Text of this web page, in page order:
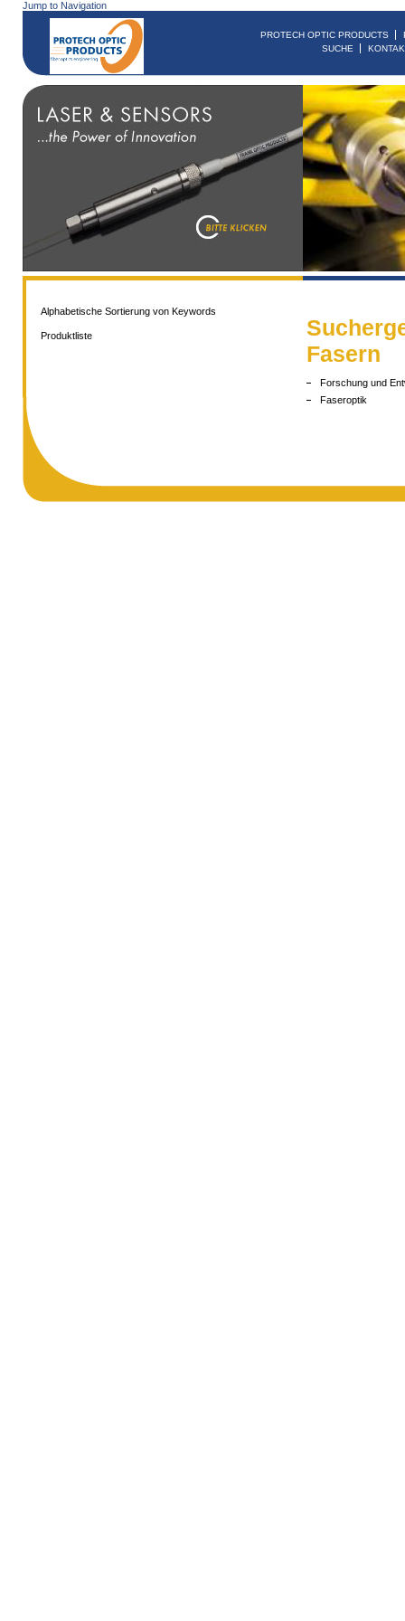
Jump to Navigation
PROTECH OPTIC PRODUCTS
SUCHE
Fasern
Forschung und
Faseroptik
Alphabetische Sortierung von Keywords
Produktliste